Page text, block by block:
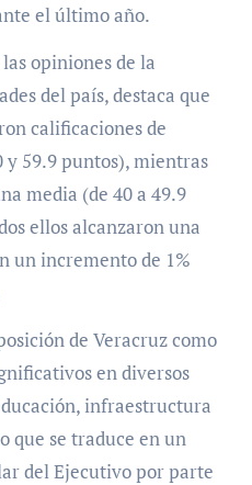
el último año.
opiniones de la
del país, destaca que
calificaciones de
59.9 puntos), mientras
media (de 40 a 49.9
ellos alcanzaron una
un incremento de 1%
de Veracruz como
en diversos
infraestructura
que se traduce en un
del Ejecutivo por parte